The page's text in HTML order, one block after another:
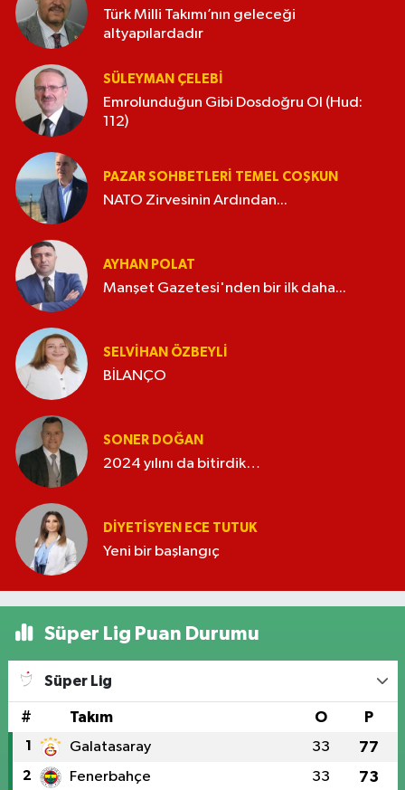
Türk Milli Takımı’nın geleceği
altyapılardadır
SÜLEYMAN ÇELEBI
Emrolunduğun Gibi Dosdoğru Ol (Hud:
112)
PAZAR SOHBETLERI TEMEL COŞKUN
NATO Zirvesinin Ardından...
AYHAN POLAT
Manşet Gazetesi'nden bir ilk daha...
SELVIHAN ÖZBEYLI
BİLANÇO
SONER DOĞAN
2024 yılını da bitirdik…
DIYETISYEN ECE TUTUK
Yeni bir başlangıç
Süper Lig Puan Durumu
Süper Lig
# Takım O P
1 Galatasaray 33 77
2 Fenerbahçe 33 73